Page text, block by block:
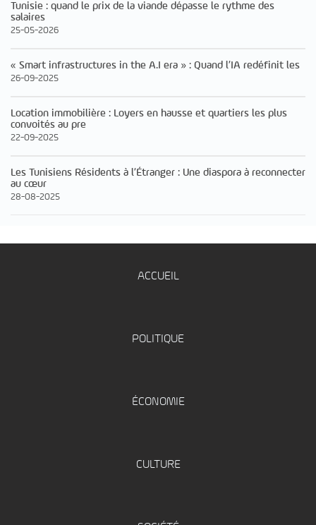
Tunisie : quand le prix de la viande dépasse le rythme des
salaires
25-05-2026
« Smart infrastructures in the A.I era » : Quand l’IA redéfinit les
26-09-2025
Location immobilière : Loyers en hausse et quartiers les plus
convoités au pre
22-09-2025
Les Tunisiens Résidents à l’Étranger : Une diaspora à reconnecter
au cœur
28-08-2025
ACCUEIL
POLITIQUE
ÉCONOMIE
CULTURE